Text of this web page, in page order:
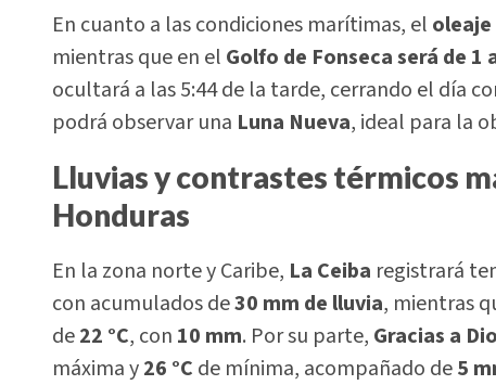
En cuanto a las condiciones marítimas, el
mientras que en el Golfo de Fonseca será de 1
ocultará a las 5:44 de la tarde, cerrando el día
podrá observar una Luna Nueva, ideal para la
Lluvias y contrastes térmicos
Honduras
En la zona norte y Caribe, La Ceiba registrará
con acumulados de30 mm de lluvia, mientras
de22 °C, con 10 mm. Por su parte, Gracias a
máxima y26 °C de mínima, acompañado de5